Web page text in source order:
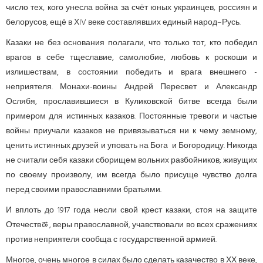
число тех, кого унесла война за счёт юных украинцев, россиян и
белорусов, ещё в ХIV веке составлявших единый народ–Русь.
Казаки не без основания полагали, что только тот, кто победил
врагов в себе тщеславие, самолюбие, любовь к роскоши и
излишествам, в состоянии победить и врага внешнего -
неприятеля. Монахи-воины Андрей Пересвет и Александр
Ослябя, прославившиеся в Куликовской битве всегда были
примером для истинных казаков. Постоянные тревоги и частые
войны приучали казаков не привязываться ни к чему земному,
ценить истинных друзей и уповать на Бога и Богородицу. Никогда
не считали себя казаки сборищем вольних разбойников, живущих
по своему произволу, им всегда было присуще чувство долга
перед своими православними братьями.
И вплоть до 1917 года несли свой крест казаки, стоя на защите
Отечествﾰ, веры православной, учавствовали во всех сражениях
против неприятеля сообща с государственной армией.
Многое, очень многое в силах было сделать казачество в ХХ веке,